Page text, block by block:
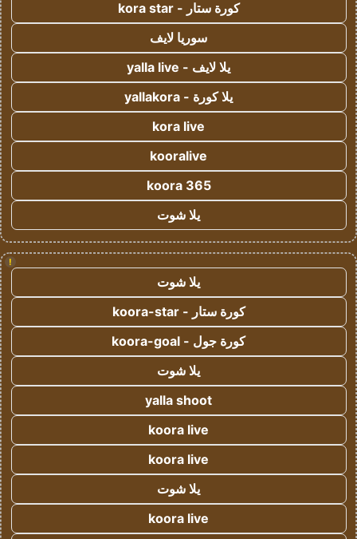
كورة ستار - kora star
سوريا لايف
يلا لايف - yalla live
يلا كورة - yallakora
kora live
kooralive
koora 365
يلا شوت
!
يلا شوت
كورة ستار - koora-star
كورة جول - koora-goal
يلا شوت
yalla shoot
koora live
koora live
يلا شوت
koora live